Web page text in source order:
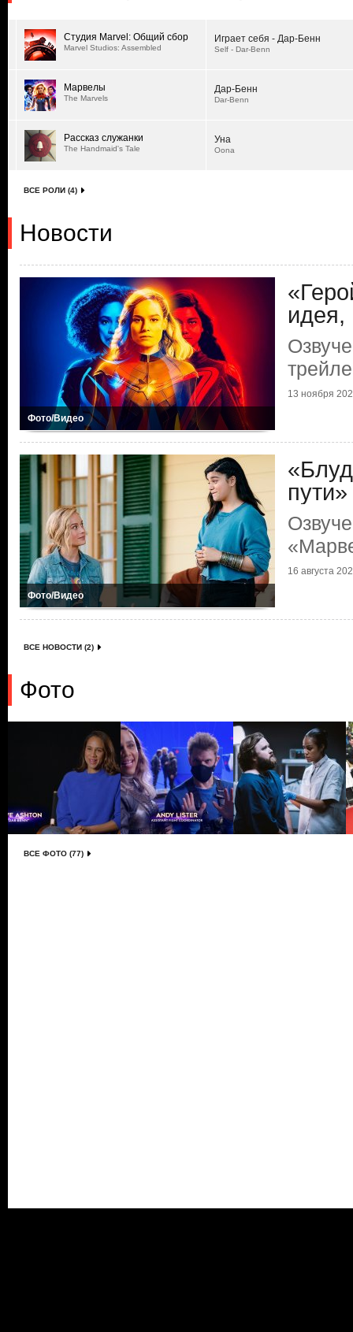
Студия Marvel: Общий сбор
Marvel Studios: Assembled
Играет себя - Дар-Бенн
Self - Dar-Benn
Марвелы
The Marvels
Дар-Бенн
Dar-Benn
Рассказ служанки
The Handmaid's Tale
Уна
Oona
ВСЕ РОЛИ (4)
Новости
Фото/Видео
13 ноября
Фото/Видео
пути»
16 августа
ВСЕ НОВОСТИ (2)
Фото
ВСЕ ФОТО (77)